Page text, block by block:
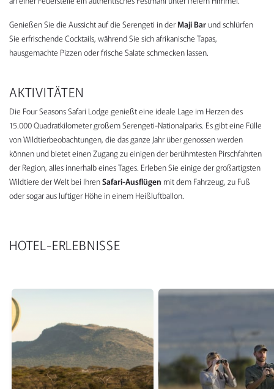
Genießen Sie die Aussicht auf die Serengeti in derMaji Bar und schlürfen
Sie erfrischende Cocktails, während Sie sich afrikanische Tapas,
hausgemachte Pizzen oder frische Salate schmecken lassen.
AKTIVITÄTEN
Die Four Seasons Safari Lodge genießt eine ideale Lage im Herzen des
15.000 Quadratkilometer großem Serengeti-Nationalparks. Es gibt eine Fülle
von Wildtierbeobachtungen, die das ganze Jahr über genossen werden
können und bietet einen Zugang zu einigen der berühmtesten Pirschfahrten
der Region, alles innerhalb eines Tages. Erleben Sie einige der großartigsten
Wildtiere der Welt bei IhrenSafari-Ausflügen mit dem Fahrzeug, zu Fuß
oder sogar aus luftiger Höhe in einem Heißluftballon.
HOTEL-ERLEBNISSE